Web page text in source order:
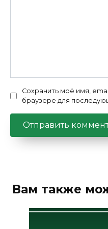
Сохранить моё имя,
браузере для
Вам также